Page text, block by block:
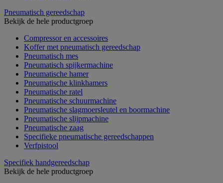
Pneumatisch gereedschap
Bekijk de hele productgroep
Compressor en accessoires
Koffer met pneumatisch gereedschap
Pneumatisch mes
Pneumatisch spijkermachine
Pneumatische hamer
Pneumatische klinkhamers
Pneumatische ratel
Pneumatische schuurmachine
Pneumatische slagmoersleutel en boormachine
Pneumatische slijpmachine
Pneumatische zaag
Specifieke pneumatische gereedschappen
Verfpistool
Specifiek handgereedschap
Bekijk de hele productgroep